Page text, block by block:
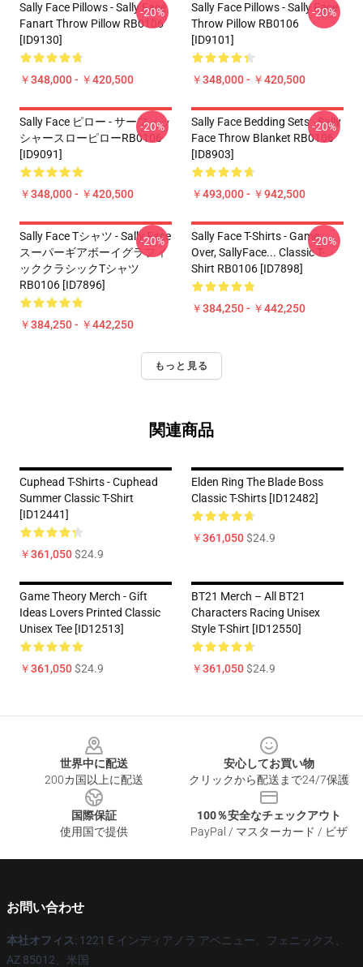
Sally Face Pillows - Sally Face
Fanart Throw Pillow RB0106
[ID9130]
￥348,000 - ￥420,500
-20%
Sally Face Pillows - Sally Face
Throw Pillow RB0106
[ID9101]
￥348,000 - ￥420,500
-20%
Sally Face ピロー - サーフィッ
シャースローピローRB0106
[ID9091]
￥348,000 - ￥420,500
-20%
Sally Face Bedding Sets - Sally
Face Throw Blanket RB0106
[ID8903]
￥493,000 - ￥942,500
-20%
Sally Face Tシャツ - Sally Face
スーパーギアボーイグラフィ
ッククラシックTシャツ
RB0106 [ID7896]
￥384,250 - ￥442,250
-20%
Sally Face T-Shirts - Game
Over, SallyFace... Classic T-
Shirt RB0106 [ID7898]
￥384,250 - ￥442,250
-20%
もっと見る
関連商品
Cuphead T-Shirts - Cuphead
Summer Classic T-Shirt
[ID12441]
￥361,050$24.9
Elden Ring The Blade Boss
Classic T-Shirts [ID12482]
￥361,050$24.9
Game Theory Merch - Gift
Ideas Lovers Printed Classic
Unisex Tee [ID12513]
￥361,050$24.9
BT21 Merch – All BT21
Characters Racing Unisex
Style T-Shirt [ID12550]
￥361,050$24.9
世界中に配送
200カ国以上に配送
安心してお買い物
クリックから配送まで24/7保護
国際保証
使用国で提供
100％安全なチェックアウト
PayPal / マスターカード / ビザ
お問い合わせ
本社オフィス: 1221 E インディアノラ アベニュー、フェニックス、
AZ 85012、米国